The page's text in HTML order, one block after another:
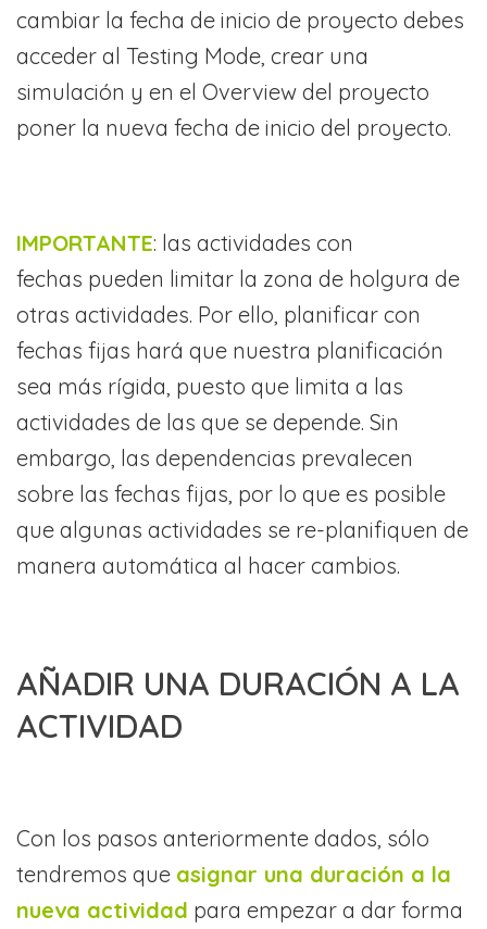
cambiar la fecha de inicio de proyecto debes
acceder al Testing Mode, crear una
simulación y en el Overview del proyecto
poner la nueva fecha de inicio del proyecto.
IMPORTANTE: las actividades con
fechas pueden limitar la zona de holgura de
otras actividades. Por ello, planificar con
fechas fijas hará que nuestra planificación
sea más rígida, puesto que limita a las
actividades de las que se depende. Sin
embargo, las dependencias prevalecen
sobre las fechas fijas, por lo que es posible
que algunas actividades se re-planifiquen de
manera automática al hacer cambios.
AÑADIR UNA DURACIÓN A LA
ACTIVIDAD
Con los pasos anteriormente dados, sólo
tendremos que asignar una duración a la
nueva actividad para empezar a dar forma